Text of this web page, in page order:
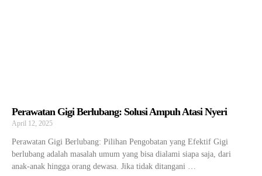
Perawatan Gigi Berlubang: Solusi Ampuh Atasi Nyeri
April 12, 2025
Perawatan Gigi Berlubang: Pilihan Pengobatan yang Efektif Gigi
berlubang adalah masalah umum yang bisa dialami siapa saja, dari
anak-anak hingga orang dewasa. Jika tidak ditangani …